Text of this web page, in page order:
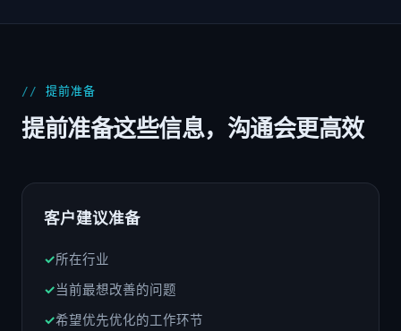
提前准备
提前准备这些信息，沟通会更高效
客户建议准备
所在行业
当前最想改善的问题
希望优先优化的工作环节